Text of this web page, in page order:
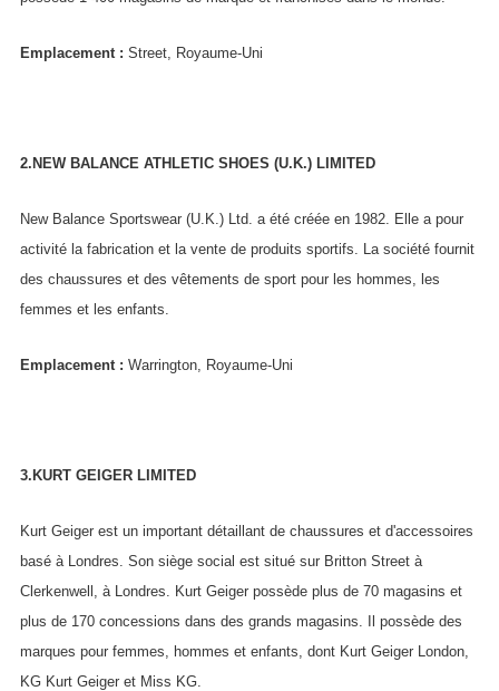
Emplacement : Street, Royaume-Uni
2.NEW BALANCE ATHLETIC SHOES (U.K.) LIMITED
New Balance Sportswear (U.K.) Ltd. a été créée en 1982. Elle a pour
activité la fabrication et la vente de produits sportifs. La société fournit
des chaussures et des vêtements de sport pour les hommes, les
femmes et les enfants.
Emplacement : Warrington, Royaume-Uni
3.KURT GEIGER LIMITED
Kurt Geiger est un important détaillant de chaussures et d'accessoires
basé à Londres. Son siège social est situé sur Britton Street à
Clerkenwell, à Londres. Kurt Geiger possède plus de 70 magasins et
plus de 170 concessions dans des grands magasins. Il possède des
marques pour femmes, hommes et enfants, dont Kurt Geiger London,
KG Kurt Geiger et Miss KG.